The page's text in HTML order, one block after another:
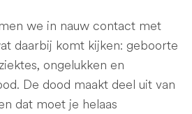
we in nauw contact met
daarbij komt kijken: geboorte
ongelukken en
De dood maakt deel uit van
dat moet je helaas